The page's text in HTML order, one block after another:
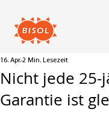
Nicht jede 25-
Garantie ist
16. Apr.2 Min. Lesezeit